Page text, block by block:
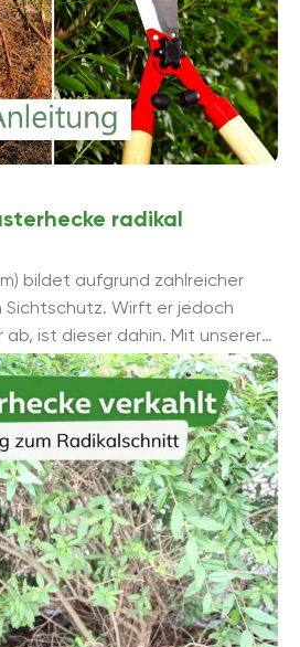
radikal
bildet aufgrund zahlreicher
Wirft er jedoch
ist dieser dahin. Mit unserer
die verkahlte Ligusterhecke ...